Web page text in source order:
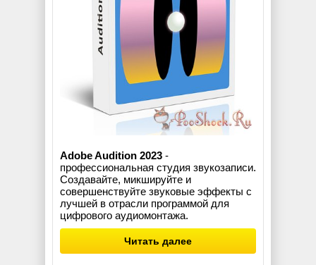
Adobe Audition 2023 -
профессиональная студия звукозаписи.
Создавайте, микшируйте и
совершенствуйте звуковые эффекты с
лучшей в отрасли программой для
цифрового аудиомонтажа.
Читать далее